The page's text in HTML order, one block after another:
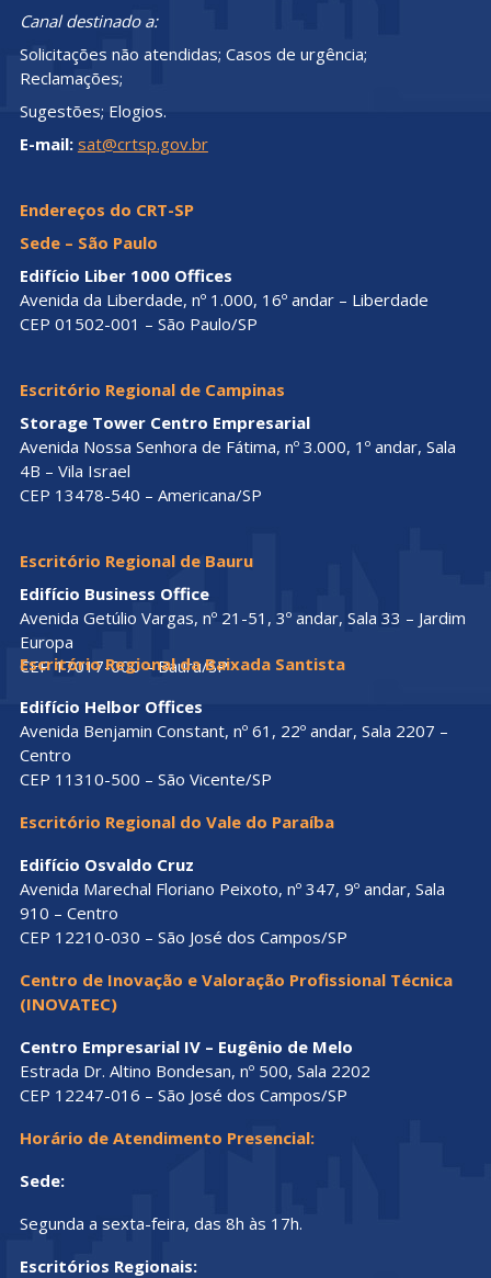
Canal destinado a:
Solicitações não atendidas; Casos de urgência;
Reclamações;
Sugestões; Elogios.
E-mail: sat@crtsp.gov.br
Endereços do CRT-SP
Sede – São Paulo
Edifício Liber 1000 Offices
Avenida da Liberdade, nº 1.000, 16º andar – Liberdade
CEP 01502-001 – São Paulo/SP
Escritório Regional de Campinas
Storage Tower Centro Empresarial
Avenida Nossa Senhora de Fátima, nº 3.000, 1º andar, Sala
4B – Vila Israel
CEP 13478-540 – Americana/SP
Escritório Regional de Bauru
Edifício Business Office
Avenida Getúlio Vargas, nº 21-51, 3º andar, Sala 33 – Jardim
Europa
CEP 17017-000 – Bauru/SP
Escritório Regional da Baixada Santista
Edifício Helbor Offices
Avenida Benjamin Constant, nº 61, 22º andar, Sala 2207 –
Centro
CEP 11310-500 – São Vicente/SP
Escritório Regional do Vale do Paraíba
Edifício Osvaldo Cruz
Avenida Marechal Floriano Peixoto, nº 347, 9º andar, Sala
910 – Centro
CEP 12210-030 – São José dos Campos/SP
Centro de Inovação e Valoração Profissional Técnica
(INOVATEC)
Centro Empresarial IV – Eugênio de Melo
Estrada Dr. Altino Bondesan, nº 500, Sala 2202
CEP 12247-016 – São José dos Campos/SP
Horário de Atendimento Presencial:
Sede:
Segunda a sexta-feira, das 8h às 17h.
Escritórios Regionais: